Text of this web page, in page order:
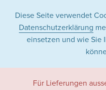
Diese Seite verwendet
Datenschutzerklärung
einsetzen und wie Sie
Für Lieferungen